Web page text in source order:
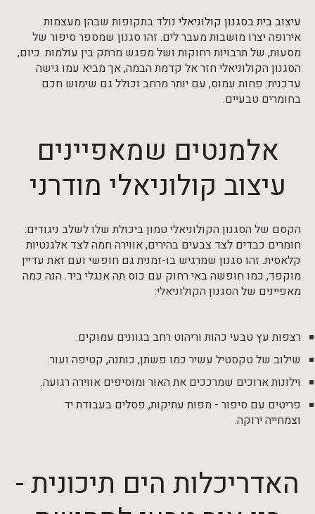
עיצוב בית בסגנון קולוניאלי נולד בתקופות שבהן מעצמות
אירופה יצרו מושבות מעבר לים. זהו סגנון שמספר סיפור של
מסעות, של תרבויות רחוקות ושל מפגש מרתק בין עולמות. כיום,
הסגנון הקולוניאלי חזר אל קדמת הבמה, אך מביא עמו גישה
עדכנית: פחות עמוס, עם יותר מרחב וכולל גם שימוש חכם
בחומרים טבעיים.
אלמנטים שמאפיינים
עיצוב קולוניאלי מודרני
הקסם של הסגנון הקולוניאלי טמון ביכולת שלו לשלב ניגודים:
חומרים כבדים לצד צבעים בהירים, אווירה חמה לצד אלגנטיות
קלאסית. זהו סגנון שמרגיש בו-זמנית גם חופשי ועם זאת עדיין
מוקפד, כמו חופשה באי רחוק עם כוס תה אנגלי ביד. הנה כמה
מאפיינים של הסגנון הקולוניאלי:
רצפות עץ טבעי כהות וריהוט רחב בגוונים עמוקים.
שילוב של טקסטיל עשיר כמו פשתן, כותנה, קטיפה ועור.
וילונות ארוכים שמרככים את האור ומוסיפים אווירה רגועה.
פריטים עם סיפור - מפות עתיקות, פסלים בעבודת יד
וצמחייה ירוקה.
האדריכלות הים תיכונית -